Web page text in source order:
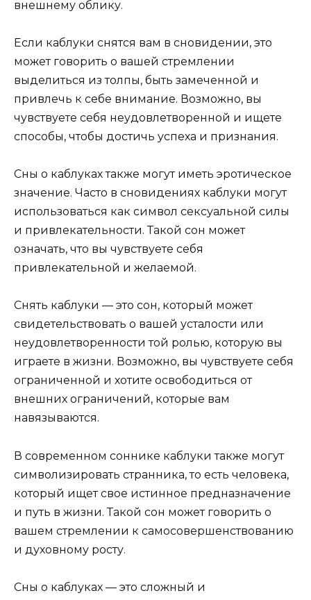
внешнему облику.
Если каблуки снятся вам в сновидении, это
может говорить о вашей стремлении
выделиться из толпы, быть замеченной и
привлечь к себе внимание. Возможно, вы
чувствуете себя неудовлетворенной и ищете
способы, чтобы достичь успеха и признания.
Сны о каблуках также могут иметь эротическое
значение. Часто в сновидениях каблуки могут
использоваться как символ сексуальной силы
и привлекательности. Такой сон может
означать, что вы чувствуете себя
привлекательной и желаемой.
Снять каблуки — это сон, который может
свидетельствовать о вашей усталости или
неудовлетворенности той ролью, которую вы
играете в жизни. Возможно, вы чувствуете себя
ограниченной и хотите освободиться от
внешних ограничений, которые вам
навязываются.
В современном соннике каблуки также могут
символизировать странника, то есть человека,
который ищет свое истинное предназначение
и путь в жизни. Такой сон может говорить о
вашем стремлении к самосовершенствованию
и духовному росту.
Сны о каблуках — это сложный и